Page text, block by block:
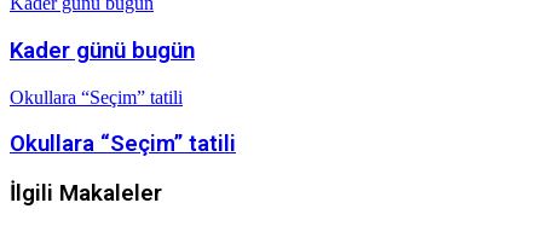
Kader günü bugün
Okullara “Seçim” tatili
Okullara “Seçim” tatili
İlgili Makaleler